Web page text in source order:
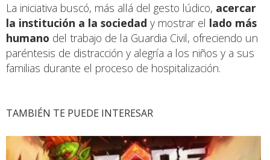
La iniciativa buscó, más allá del gesto lúdico, acercar
la institución a la sociedad y mostrar el lado más
humano del trabajo de la Guardia Civil, ofreciendo un
paréntesis de distracción y alegría a los niños y a sus
familias durante el proceso de hospitalización.
TAMBIÉN TE PUEDE INTERESAR